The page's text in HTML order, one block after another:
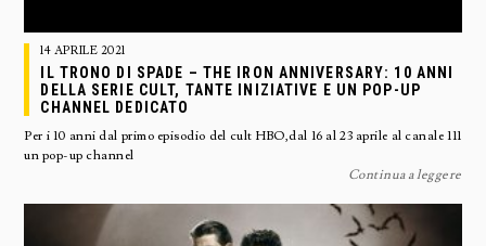
14 APRILE 2021
IL TRONO DI SPADE – THE IRON ANNIVERSARY: 10 ANNI
DELLA SERIE CULT, TANTE INIZIATIVE E UN POP-UP
CHANNEL DEDICATO
Per i 10 anni dal primo episodio del cult HBO,dal 16 al 23 aprile al canale 111
un pop-up channel
Continua a leggere